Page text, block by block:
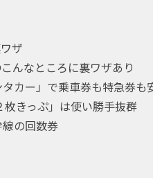
ザ
んなところに裏ワザあり
カー」で乗車券も特急券も
きっぷ」は使い勝手抜群
の回数券